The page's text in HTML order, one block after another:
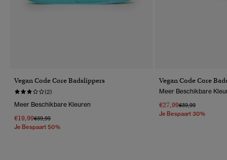
Vegan Code Core Badslippers
(2)
Meer Beschikbare Kleuren
€19,99Prijs Verlaagd Van
€39,99Naar
Je Bespaart 50%
Vegan Code Core
Meer Beschikbare
€27,99Prijs Verlaagd Van
€39,99Naar
Je Bespaart 30%